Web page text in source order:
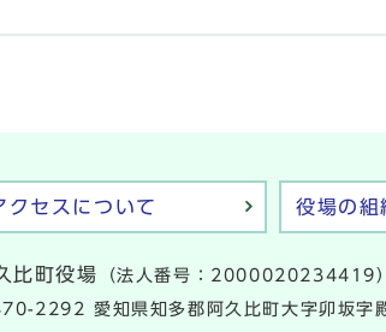
クセスについて 役場の組
比町役場
（法人番号：2000020234419）
2292 愛知県知多郡阿久比町大字卯坂字